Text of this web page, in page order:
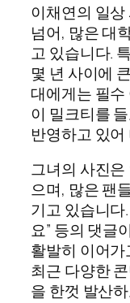
이채연의 일
넘어, 많은 대
고 있습니다.
몇 년 사이에
대에게는 필
이 밀크티를
반영하고 있
그녀의 사진
으며, 많은 팬
기고 있습니다.
요” 등의 댓글
활발히 이어
최근 다양한
을 한껏 발산